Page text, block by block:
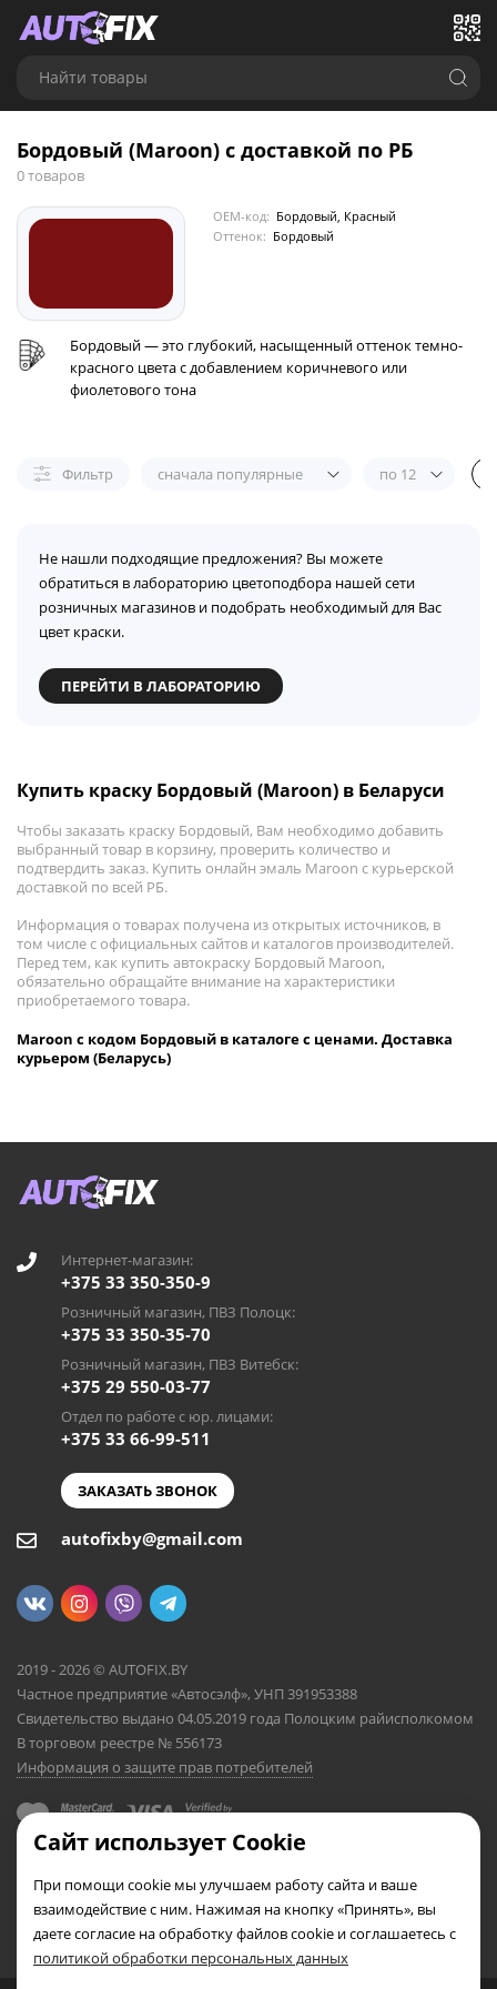
Найти товары
Бордовый (Maroon) с доставкой по РБ
0 товаров
OEM-код: Бордовый, Красный
Оттенок: Бордовый
Бордовый — это глубокий, насыщенный оттенок темно-
красного цвета с добавлением коричневого или
фиолетового тона
Фильтр сначала популярные по 12
Не нашли подходящие предложения? Вы можете
обратиться в лабораторию цветоподбора нашей сети
розничных магазинов и подобрать необходимый для Вас
цвет краски.
ПЕРЕЙТИ В ЛАБОРАТОРИЮ
Купить краску Бордовый (Maroon) в Беларуси
Чтобы заказать краску Бордовый, Вам необходимо добавить
выбранный товар в корзину, проверить количество и
подтвердить заказ. Купить онлайн эмаль Maroon с курьерской
доставкой по всей РБ.
Информация о товарах получена из открытых источников, в
том числе с официальных сайтов и каталогов производителей.
Перед тем, как купить автокраску Бордовый Maroon,
обязательно обращайте внимание на характеристики
приобретаемого товара.
Maroon с кодом Бордовый в каталоге с ценами. Доставка
курьером (Беларусь)
Интернет-магазин:
+375 33 350-350-9
Розничный магазин, ПВЗ Полоцк:
+375 33 350-35-70
Розничный магазин, ПВЗ Витебск:
+375 29 550-03-77
Отдел по работе с юр. лицами:
+375 33 66-99-511
ЗАКАЗАТЬ ЗВОНОК
autofixby@gmail.com
2019 - 2026 © AUTOFIX.BY
Частное предприятие «Автосэлф», УНП 391953388
Свидетельство выдано 04.05.2019 года Полоцким райисполкомом
В торговом реестре № 556173
Информация о защите прав потребителей
Сайт использует Cookie
При помощи cookie мы улучшаем работу сайта и ваше
взаимодействие с ним. Нажимая на кнопку «Принять», вы
даете согласие на обработку файлов cookie и соглашаетесь с
политикой обработки персональных данных